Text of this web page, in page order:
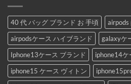
40 代 バッグ ブランド お 手頃
airpods
airpodsケース ハイブランド
galaxyケ
Iphone13ケース ブランド
iphone14ケ
iphone15 ケース ヴィトン